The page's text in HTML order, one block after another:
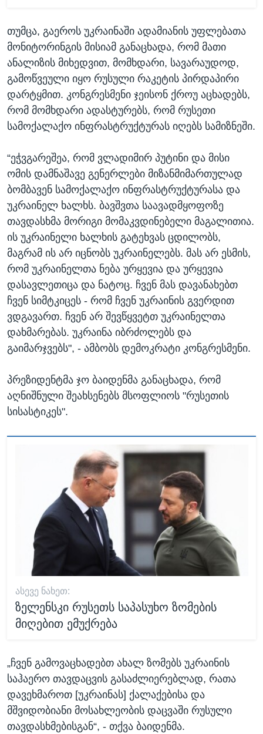
თუმცა, გაეროს უკრაინაში ადამიანის უფლებათა
მონიტორინგის მისიამ განაცხადა, რომ მათი
ანალიზის მიხედვით, მომხდარი, სავარაუდოდ,
გამოწვეული იყო რუსული რაკეტის პირდაპირი
დარტყმით. კონგრესმენი ჯეისონ ქროუ აცხადებს,
რომ მომხდარი ადასტურებს, რომ რუსეთი
სამოქალაქო ინფრასტრუქტურას იღებს სამიზნეში.
“ეჭვგარეშეა, რომ ვლადიმირ პუტინი და მისი
ომის დამნაშავე გენერლები მიზანმიმართულად
ბომბავენ სამოქალაქო ინფრასტრუქტურასა და
უკრაინელ ხალხს. ბავშვთა საავადმყოფოზე
თავდასხმა მორიგი მომაკვდინებელი მაგალითია.
ის უკრაინელი ხალხის გატეხვას ცდილობს,
მაგრამ ის არ იცნობს უკრაინელებს. მას არ ესმის,
რომ უკრაინელთა ნება ურყევია და ურყევია
დასავლეთიცა და ნატოც. ჩვენ მას დავანახებთ
ჩვენ სიმტკიცეს - რომ ჩვენ უკრაინის გვერდით
ვდგავართ. ჩვენ არ შევწყვეტთ უკრაინელთა
დახმარებას. უკრაინა იბრძოლებს და
გაიმარჯვებს", - ამბობს დემოკრატი კონგრესმენი.
პრეზიდენტმა ჯო ბაიდენმა განაცხადა, რომ
აღნიშნული შეახსენებს მსოფლიოს "რუსეთის
სისასტიკეს".
ᲐᲡᲔᲕᲔ ᲜᲐᲮᲔᲗ:
ზელენსკი რუსეთს საპასუხო ზომების
მიღებით ემუქრება
„ჩვენ გამოვაცხადებთ ახალ ზომებს უკრაინის
საჰაერო თავდაცვის გასაძლიერებლად, რათა
დავეხმაროთ [უკრაინას] ქალაქებისა და
მშვიდობიანი მოსახლეობის დაცვაში რუსული
თავდასხმებისგან“, - თქვა ბაიდენმა.